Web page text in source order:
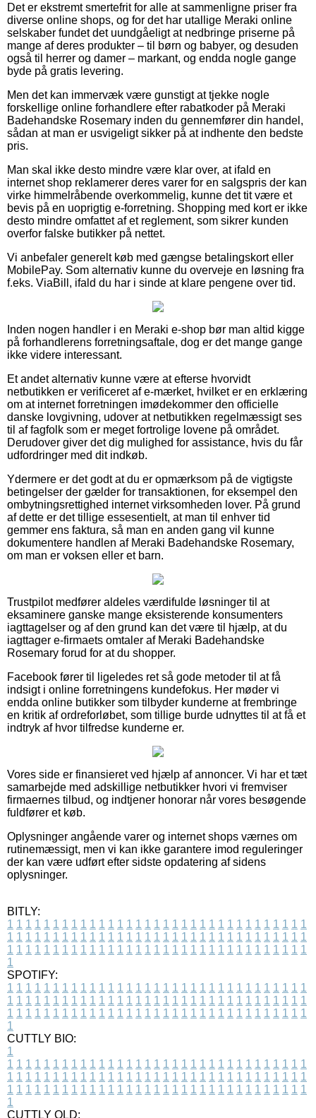
Det er ekstremt smertefrit for alle at sammenligne priser fra
diverse online shops, og for det har utallige Meraki online
selskaber fundet det uundgåeligt at nedbringe priserne på
mange af deres produkter – til børn og babyer, og desuden
også til herrer og damer – markant, og endda nogle gange
byde på gratis levering.
Men det kan immervæk være gunstigt at tjekke nogle
forskellige online forhandlere efter rabatkoder på Meraki
Badehandske Rosemary inden du gennemfører din handel,
sådan at man er usvigeligt sikker på at indhente den bedste
pris.
Man skal ikke desto mindre være klar over, at ifald en
internet shop reklamerer deres varer for en salgspris der kan
virke himmelråbende overkommelig, kunne det tit være et
bevis på en uoprigtig e-forretning. Shopping med kort er ikke
desto mindre omfattet af et reglement, som sikrer kunden
overfor falske butikker på nettet.
Vi anbefaler generelt køb med gængse betalingskort eller
MobilePay. Som alternativ kunne du overveje en løsning fra
f.eks. ViaBill, ifald du har i sinde at klare pengene over tid.
Inden nogen handler i en Meraki e-shop bør man altid kigge
på forhandlerens forretningsaftale, dog er det mange gange
ikke videre interessant.
Et andet alternativ kunne være at efterse hvorvidt
netbutikken er verificeret af e-mærket, hvilket er en erklæring
om at internet forretningen imødekommer den officielle
danske lovgivning, udover at netbutikken regelmæssigt ses
til af fagfolk som er meget fortrolige lovene på området.
Derudover giver det dig mulighed for assistance, hvis du får
udfordringer med dit indkøb.
Ydermere er det godt at du er opmærksom på de vigtigste
betingelser der gælder for transaktionen, for eksempel den
ombytningsrettighed internet virksomheden lover. På grund
af dette er det tillige essesentielt, at man til enhver tid
gemmer ens faktura, så man en anden gang vil kunne
dokumentere handlen af Meraki Badehandske Rosemary,
om man er voksen eller et barn.
Trustpilot medfører aldeles værdifulde løsninger til at
eksaminere ganske mange eksisterende konsumenters
iagttagelser og af den grund kan det være til hjælp, at du
iagttager e-firmaets omtaler af Meraki Badehandske
Rosemary forud for at du shopper.
Facebook fører til ligeledes ret så gode metoder til at få
indsigt i online forretningens kundefokus. Her møder vi
endda online butikker som tilbyder kunderne at frembringe
en kritik af ordreforløbet, som tillige burde udnyttes til at få et
indtryk af hvor tilfredse kunderne er.
Vores side er finansieret ved hjælp af annoncer. Vi har et tæt
samarbejde med adskillige netbutikker hvori vi fremviser
firmaernes tilbud, og indtjener honorar når vores besøgende
fuldfører et køb.
Oplysninger angående varer og internet shops værnes om
rutinemæssigt, men vi kan ikke garantere imod reguleringer
der kan være udført efter sidste opdatering af sidens
oplysninger.
BITLY:
1 1 1 1 1 1 1 1 1 1 1 1 1 1 1 1 1 1 1 1 1 1 1 1 1 1 1 1 1 1 1 1 1
1 1 1 1 1 1 1 1 1 1 1 1 1 1 1 1 1 1 1 1 1 1 1 1 1 1 1 1 1 1 1 1 1
1 1 1 1 1 1 1 1 1 1 1 1 1 1 1 1 1 1 1 1 1 1 1 1 1 1 1 1 1 1 1 1 1
1
SPOTIFY:
1 1 1 1 1 1 1 1 1 1 1 1 1 1 1 1 1 1 1 1 1 1 1 1 1 1 1 1 1 1 1 1 1
1 1 1 1 1 1 1 1 1 1 1 1 1 1 1 1 1 1 1 1 1 1 1 1 1 1 1 1 1 1 1 1 1
1 1 1 1 1 1 1 1 1 1 1 1 1 1 1 1 1 1 1 1 1 1 1 1 1 1 1 1 1 1 1 1 1
1
CUTTLY BIO:
1
1 1 1 1 1 1 1 1 1 1 1 1 1 1 1 1 1 1 1 1 1 1 1 1 1 1 1 1 1 1 1 1 1
1 1 1 1 1 1 1 1 1 1 1 1 1 1 1 1 1 1 1 1 1 1 1 1 1 1 1 1 1 1 1 1 1
1 1 1 1 1 1 1 1 1 1 1 1 1 1 1 1 1 1 1 1 1 1 1 1 1 1 1 1 1 1 1 1 1
1
CUTTLY OLD: